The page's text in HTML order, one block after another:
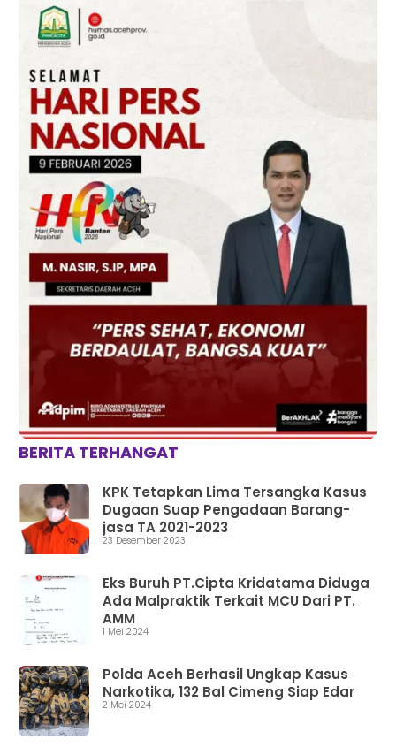
BERITA TERHANGAT
KPK Tetapkan Lima Tersangka Kasus
Dugaan Suap Pengadaan Barang-
jasa TA 2021-2023
23 Desember 2023
Eks Buruh PT.Cipta Kridatama Diduga
Ada Malpraktik Terkait MCU Dari PT.
AMM
1 Mei 2024
Polda Aceh Berhasil Ungkap Kasus
Narkotika, 132 Bal Cimeng Siap Edar
2 Mei 2024